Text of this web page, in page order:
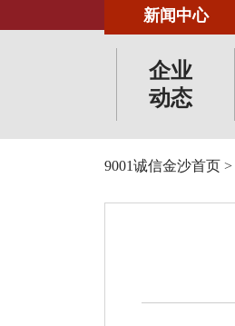
新闻中心
企业
动态
9001诚信金沙首页 >